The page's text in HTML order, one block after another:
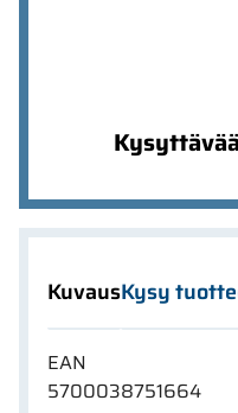
KuvausKysy
EAN
5700038751664